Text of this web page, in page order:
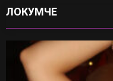
ЛОКУМЧЕ